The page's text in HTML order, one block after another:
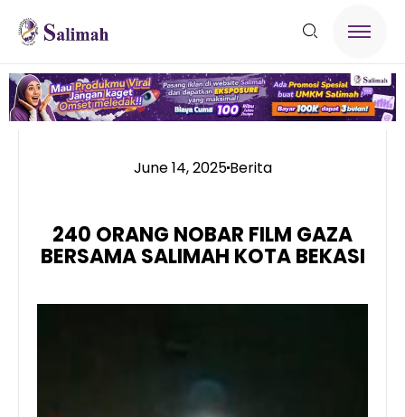
June 14, 2025Berita
240 ORANG NOBAR FILM GAZA
BERSAMA SALIMAH KOTA BEKASI